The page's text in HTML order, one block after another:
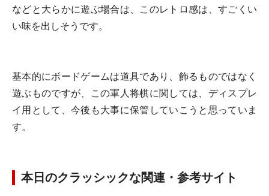
などと大らかに遊ぶ場合は、このレトロ感は、すごくい
い味を出しそうです。
基本的にボードゲームは道具であり、飾るものではなく
遊ぶものですが、この軍人将棋に関しては、ディスプレ
イ用として、今後も大事に保管していこうと思っていま
す。
本日のクラッシックな関連・参考サイト